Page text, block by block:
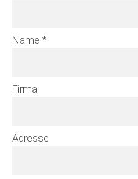
Name *
Firma
Adresse